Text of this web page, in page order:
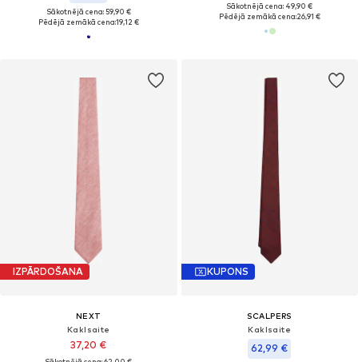
Sākotnējā cena: 59,90 €
Pēdējā zemākā cena:19,12 €
Sākotnējā cena: 49,90 €
Pēdējā zemākā cena:26,91 €
IZPĀRDOŠANA
NEXT
Kaklsaite
37,20 €
KUPONS
SCALPERS
Kaklsaite
62,99 €